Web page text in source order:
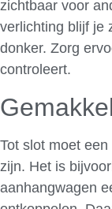
zichtbaar voor
verlichting blijf je
donker. Zorg
controleert.
Tot slot moet
zijn. Het is
aanhangwagen